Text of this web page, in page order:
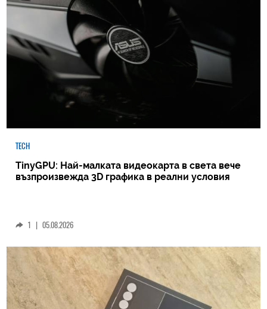
TECH
TinyGPU: Най-малката видеокарта в света вече
възпроизвежда 3D графика в реални условия
1 | 05.08.2026